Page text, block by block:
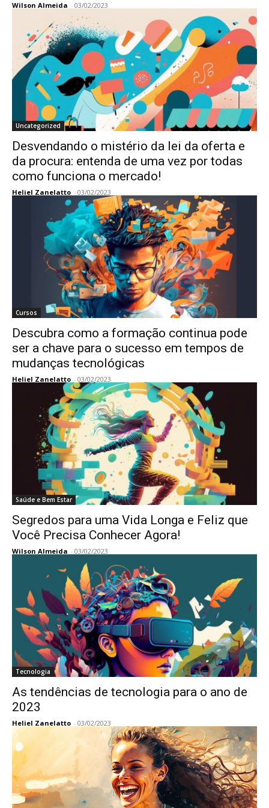
Wilson Almeida - 03/02/2023
Uncategorized
Desvendando o mistério da lei da oferta e
da procura: entenda de uma vez por todas
como funciona o mercado!
Heliel Zanelatto - 03/02/2023
Cursos
Descubra como a formação continua pode
ser a chave para o sucesso em tempos de
mudanças tecnológicas
Heliel Zanelatto - 03/02/2023
Saúde e Bem Estar
Segredos para uma Vida Longa e Feliz que
Você Precisa Conhecer Agora!
Wilson Almeida - 03/02/2023
Tecnologia
As tendências de tecnologia para o ano de
2023
Heliel Zanelatto - 03/02/2023